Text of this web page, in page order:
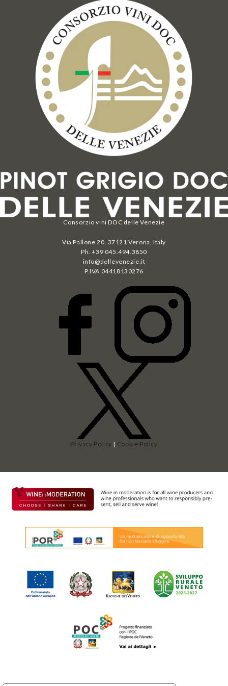
Consorzio vini DOC delle Venezie
Via Pallone 20, 37121 Verona, Italy
Ph. +39 045.494.3850
info@dellevenezie.it
P.IVA 04418130276
Privacy Policy | Cookie Policy